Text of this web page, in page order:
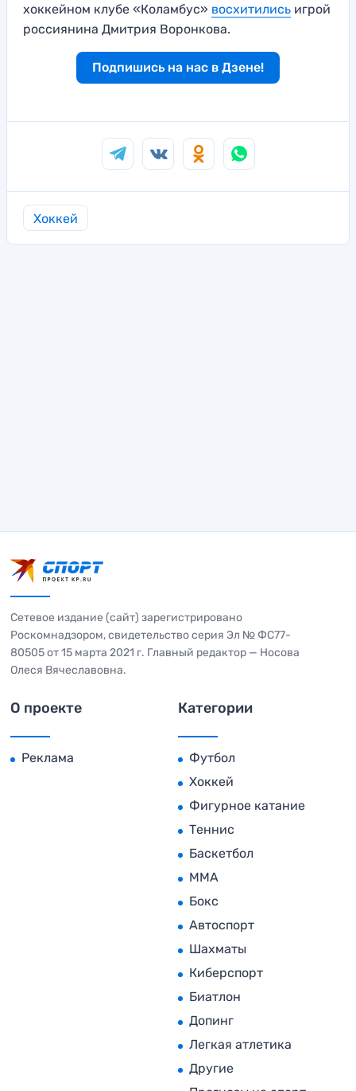
хоккейном клубе «Коламбус» восхитились игрой
россиянина Дмитрия Воронкова.
Подпишись на нас в Дзене!
Хоккей
Сетевое издание (сайт) зарегистрировано
Роскомнадзором, свидетельство серия Эл № ФС77-
80505 от 15 марта 2021 г. Главный редактор — Носова
Олеся Вячеславовна.
О проекте
Реклама
Категории
Футбол
Хоккей
Фигурное катание
Теннис
Баскетбол
MMA
Бокс
Автоспорт
Шахматы
Киберспорт
Биатлон
Допинг
Легкая атлетика
Другие